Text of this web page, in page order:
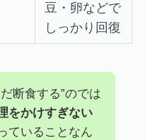
豆・卵などで
しっかり回復
断食する”のでは
をかけすぎない
ていることなん